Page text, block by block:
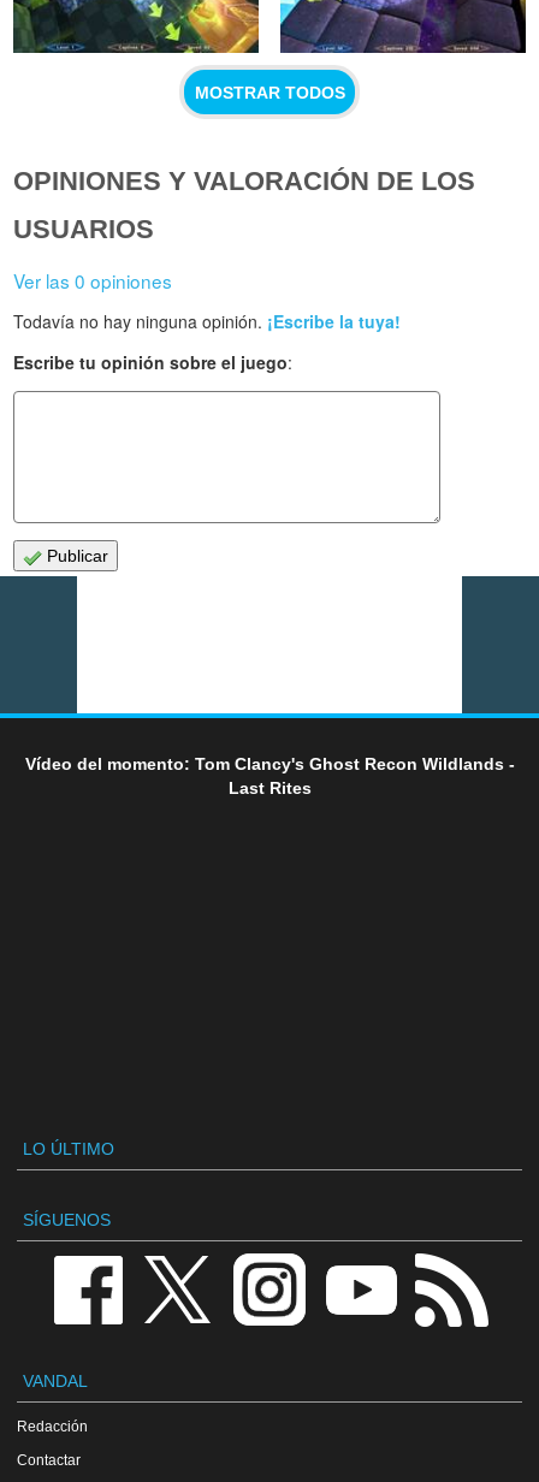
MOSTRAR TODOS
OPINIONES Y VALORACIÓN DE LOS
USUARIOS
Ver las 0 opiniones
Todavía no hay ninguna opinión. ¡Escribe la tuya!
Escribe tu opinión sobre el juego:
Publicar
Vídeo del momento: Tom Clancy's Ghost Recon Wildlands -
Last Rites
LO ÚLTIMO
SÍGUENOS
VANDAL
Redacción
Contactar